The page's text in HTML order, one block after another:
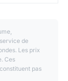
de
Les prix
Ces
pas